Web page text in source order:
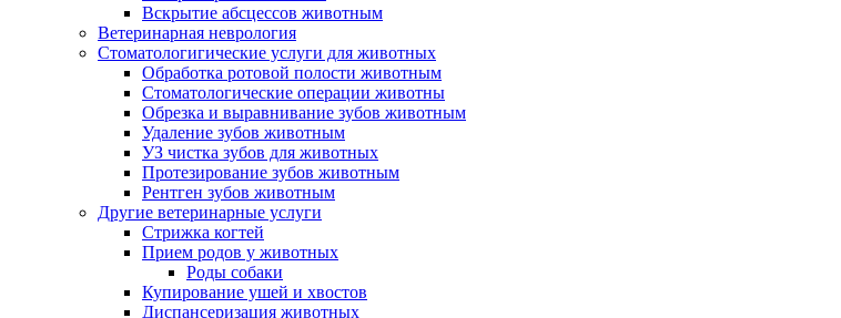
Вскрытие абсцессов животным
Ветеринарная неврология
Стоматологигические услуги для животных
Обработка ротовой полости животным
Стоматологические операции животны
Обрезка и выравнивание зубов животным
Удаление зубов животным
УЗ чистка зубов для животных
Протезирование зубов животным
Рентген зубов животным
Другие ветеринарные услуги
Стрижка когтей
Прием родов у животных
Роды собаки
Купирование ушей и хвостов
Диспансеризация животных